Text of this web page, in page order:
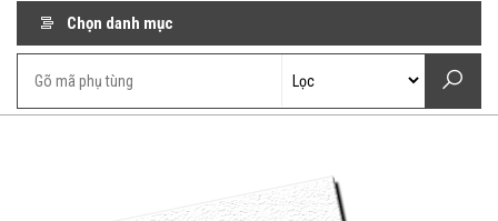
Chọn danh mục